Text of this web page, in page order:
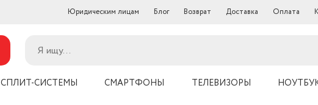
Юридическим лицам Блог Возврат Доставка Оплата
СПЛИТ-СИСТЕМЫ СМАРТФОНЫ ТЕЛЕВИЗОРЫ